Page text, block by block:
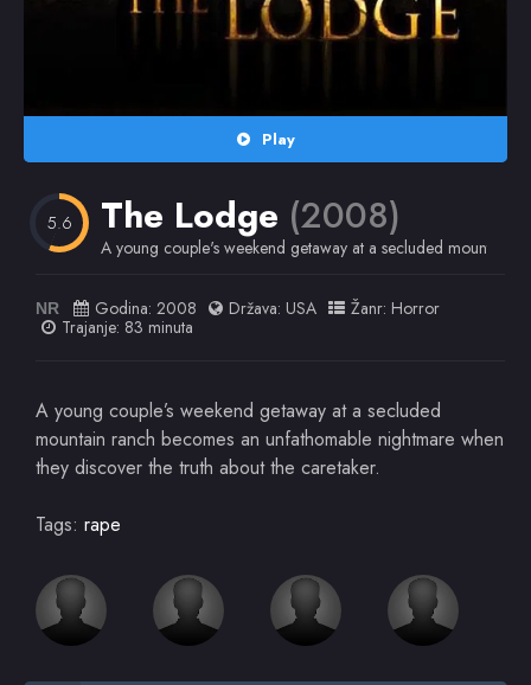
Play
5.6 The Lodge (2008)
A young couple's weekend getaway at a secluded mountain
NR Godina: 2008 Država: USA Žanr: Horror
Trajanje: 83 minuta
A young couple’s weekend getaway at a secluded
mountain ranch becomes an unfathomable nightmare when
they discover the truth about the caretaker.
Tags: rape